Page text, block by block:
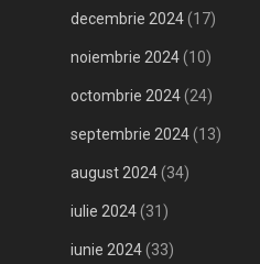
decembrie 2024(17)
noiembrie 2024(10)
octombrie 2024(24)
septembrie 2024(13)
august 2024(34)
iulie 2024(31)
iunie 2024(33)